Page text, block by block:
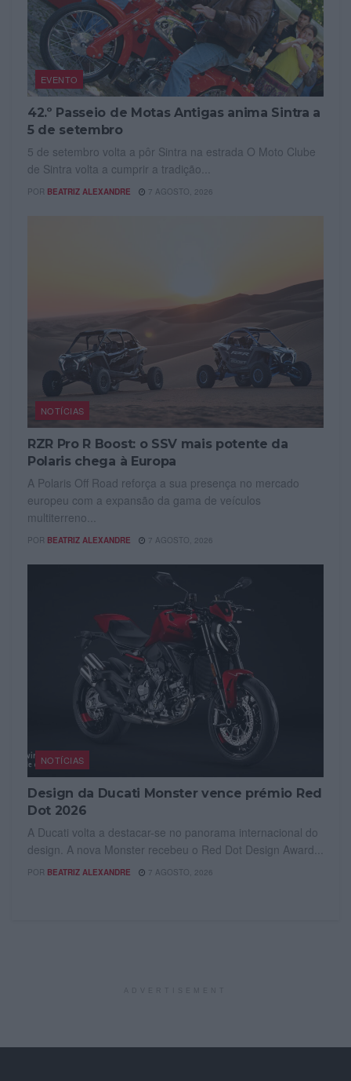
EVENTO
42.º Passeio de Motas Antigas anima Sintra a
5 de setembro
5 de setembro volta a pôr Sintra na estrada O Moto Clube
de Sintra volta a cumprir a tradição...
POR BEATRIZ ALEXANDRE 7 AGOSTO, 2026
NOTÍCIAS
RZR Pro R Boost: o SSV mais potente da
Polaris chega à Europa
A Polaris Off Road reforça a sua presença no mercado
europeu com a expansão da gama de veículos
multiterreno...
POR BEATRIZ ALEXANDRE 7 AGOSTO, 2026
NOTÍCIAS
Design da Ducati Monster vence prémio Red
Dot 2026
A Ducati volta a destacar-se no panorama internacional do
design. A nova Monster recebeu o Red Dot Design Award...
POR BEATRIZ ALEXANDRE 7 AGOSTO, 2026